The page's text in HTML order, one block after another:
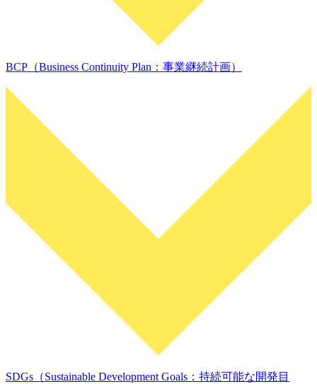
BCP（Business Continuity Plan：事業継続計画）
SDGs（Sustainable Development Goals：持続可能な開発目